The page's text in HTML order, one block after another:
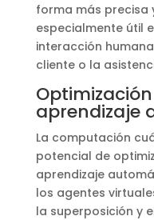
forma más precisa
especialmente útil
interacción
cliente o la
aprendizaje
La computación
potencial de
aprendizaje
los agentes
la superposición y